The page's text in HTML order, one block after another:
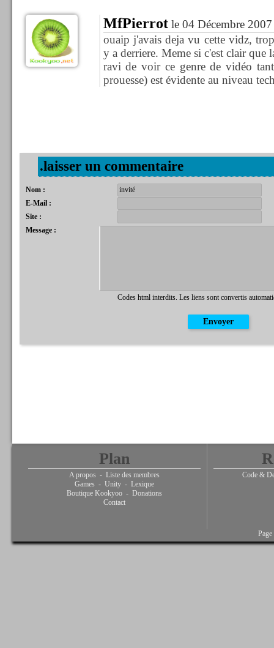
MfPierrotle 04 Décembre
ouaip j'avais deja vu cette vidz,
y a derriere. Meme si c'est clair que
ravi de voir ce genre de vidéo
prouesse) est évidente au niveau
.laisser un commentaire
Nom :
E-Mail :
Site :
Message :
Codes html interdits. Les liens sont convertis
Plan
A propos - Liste des membres
Games - Unity - Lexique
Boutique Kookyoo - Donations
Contact
Code &